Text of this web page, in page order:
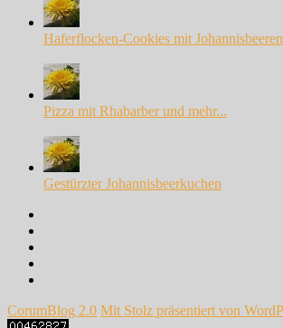
Haferflocken-Cookies mit Johannisbeeren
Pizza mit Rhabarber und mehr...
Gestürzter Johannisbeerkuchen
CorumBlog 2.0 Mit Stolz präsentiert von